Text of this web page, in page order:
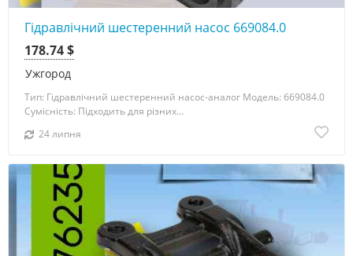
Гідравлічний шестеренний насос 669084.0
Ужгород
178.74 $
Тип: Гідравлічний шестеренний насос-аналог Модель: 669084.0
Сумісність: Підходить для різних...
24 липня